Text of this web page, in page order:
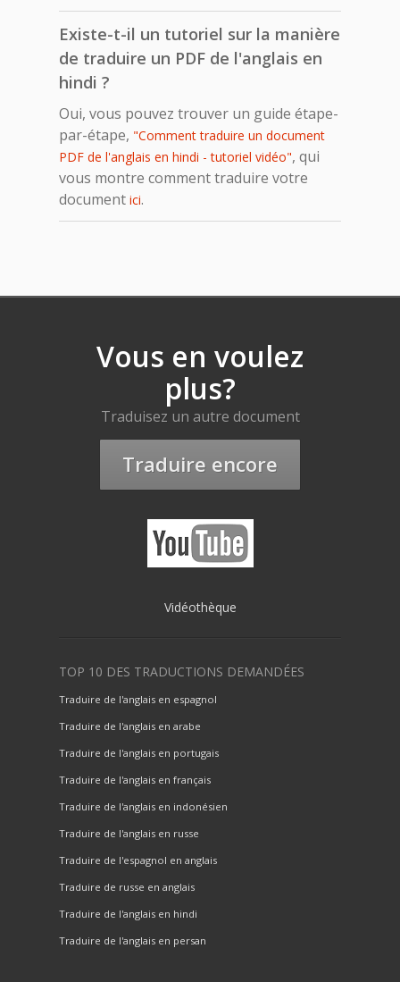
Existe-t-il un tutoriel sur la manière
de traduire un PDF de l'anglais en
hindi ?
Oui, vous pouvez trouver un guide étape-
par-étape, "Comment traduire un document
PDF de l'anglais en hindi - tutoriel vidéo", qui
vous montre comment traduire votre
document ici.
Vous en voulez
plus?
Traduisez un autre document
Traduire encore
Vidéothèque
TOP 10 DES TRADUCTIONS DEMANDÉES
Traduire de l'anglais en espagnol
Traduire de l'anglais en arabe
Traduire de l'anglais en portugais
Traduire de l'anglais en français
Traduire de l'anglais en indonésien
Traduire de l'anglais en russe
Traduire de l'espagnol en anglais
Traduire de russe en anglais
Traduire de l'anglais en hindi
Traduire de l'anglais en persan